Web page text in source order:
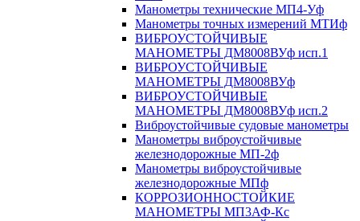
Манометры технические МП4-Уф
Манометры точных измерений МТИф
ВИБРОУСТОЙЧИВЫЕ
МАНОМЕТРЫ ДМ8008ВУф исп.1
ВИБРОУСТОЙЧИВЫЕ
МАНОМЕТРЫ ДМ8008ВУф
ВИБРОУСТОЙЧИВЫЕ
МАНОМЕТРЫ ДМ8008ВУф исп.2
Виброустойчивые судовые манометры
Манометры виброустойчивые
железнодорожные МП-2ф
Манометры виброустойчивые
железнодорожные МПф
КОРРОЗИОННОСТОЙКИЕ
МАНОМЕТРЫ МП3АФ-Кс